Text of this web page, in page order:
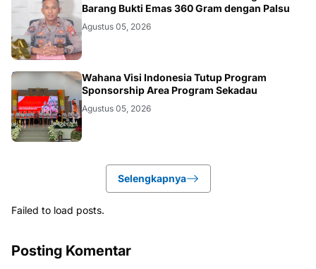
BAUBAU
Barang Bukti Emas 360 Gram dengan Palsu
Agustus 05, 2026
KALBAR
Wahana Visi Indonesia Tutup Program
Sponsorship Area Program Sekadau
Agustus 05, 2026
Selengkapnya
Failed to load posts.
Posting Komentar